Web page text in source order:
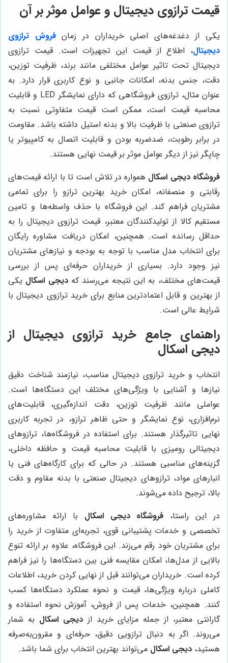
قیمت ترازوی دیجیتال و عوامل موثر بر آن
یکی از دغدغه‌های اصلی خریداران در زمانفروش ترازوی
دیجیتال، اطلاع از قیمت این تجهیزات است. قیمت ترازوی
دیجیتال تحت تاثیر عوامل مختلفی مانند برند، ظرفیت توزین،
دقت، جنس بدنه، امکانات جانبی و نوع کاربری قرار دارد. به
عنوان مثال، ترازوی فروشگاهی که دارای نمایشگر LED و قابلیت
محاسبه قیمت است، ممکن است قیمت متفاوتی نسبت به
ترازوی صنعتی با ظرفیت بالا و بدنه استیل داشته باشد. مقاومت
در برابر رطوبت، ضدضربه بودن و قابلیت اتصال به کامپیوتر یا
چاپگر نیز از دیگر عوامل موثر بر قیمت نهایی هستند.
فروشگاه دیجی اسکال همواره در تلاش است تا با ارائه قیمت‌های
رقابتی و منصفانه، امکان خرید بهترین ترازو را برای تمامی
مشتریان فراهم کند. این فروشگاه با حذف واسطه‌ها و تامین
مستقیم کالا از تولیدکنندگان معتبر، قیمت ترازوی دیجیتال را به
حداقل رسانده است. همچنین، امکان دریافت مشاوره رایگان
برای انتخاب مدل مناسب با توجه به بودجه و نیازهای مشتریان
نیز وجود دارد. بسیاری از خریداران حرفه‌ای پس از بررسی
قیمت‌های مختلف، به این نتیجه می‌رسند کهدیجی اسکال یکی
از بهترین و قابل اعتمادترین منابع برای خرید ترازوی دیجیتال با
شرایط عالی است.
راهنمای جامع خرید ترازوی دیجیتال از
دیجی اسکال
انتخاب و خرید ترازوی دیجیتال مناسب، نیازمند شناخت دقیق
نیازها و آشنایی با ویژگی‌های مختلف این دستگاه‌ها است.
عواملی مانند ظرفیت توزین، دقت اندازه‌گیری، قابلیت‌های
نرم‌افزاری، نوع نمایشگر و حتی ظاهر ترازو، در تجربه کاربری
نهایی تاثیرگذار هستند. برای استفاده در فروشگاه‌ها، ترازوهای
دیجیتالی رومیزی با قابلیت محاسبه قیمت و حافظه داخلی،
گزینه‌های مناسبی هستند. در حالی که برای کارگاه‌های فنی یا
انبارهای مواد، ترازوهای دیجیتال صنعتی با بدنه مقاوم و دقت
بالا، ترجیح داده می‌شوند.
در این راستا، فروشگاه دیجی اسکال با ارائه مشاوره‌های
تخصصی و خدمات پشتیبانی قوی، تجربه‌ای متفاوت از خرید را
برای مشتریان خود رقم می‌زند. این فروشگاه، علاوه بر ارائه تنوع
بالایی از مدل‌ها، امکان مقایسه فنی بین دستگاه‌ها را نیز فراهم
کرده است. خریداران می‌توانند قبل از نهایی کردن خرید، اطلاعات
کاملی درباره ویژگی‌ها، قیمت و نحوه عملکرد دستگاه‌ها کسب
کنند. همچنین، خدمات پس از فروش، آموزش نحوه استفاده و
گارانتی معتبر، از جمله مزایای خرید ازدیجی اسکال به شمار
می‌روند. اگر به دنبال ترازویی دقیق، حرفه‌ای و مقرون‌به‌صرفه
هستید، دیجی اسکال می‌تواند بهترین انتخاب برای شما باشد.